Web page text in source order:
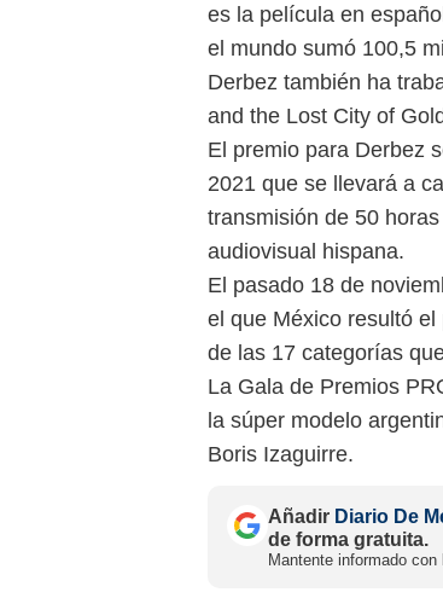
es la película en
el mundo sumó 100,5
Derbez también ha
and the Lost City of
El premio para Derbez
2021 que se llevará a
transmisión de 50
audiovisual hispana.
El pasado 18 de
el que México resultó
de las 17 categorías
La Gala de Premios
la súper modelo
Boris Izaguirre.
Añadir Diario De
de forma gratuita.
Mantente informado